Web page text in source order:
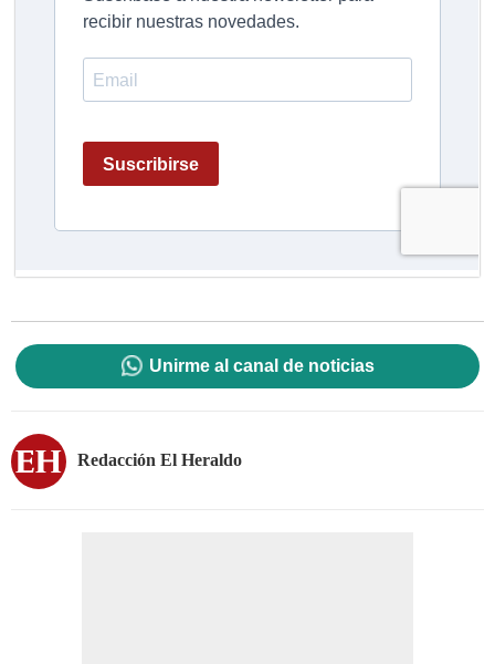
Unirme al canal de noticias
Redacción El Heraldo